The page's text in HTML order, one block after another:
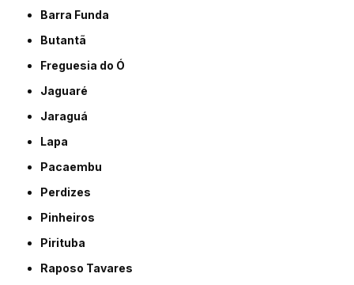
Barra Funda
Butantã
Freguesia do Ó
Jaguaré
Jaraguá
Lapa
Pacaembu
Perdizes
Pinheiros
Pirituba
Raposo Tavares